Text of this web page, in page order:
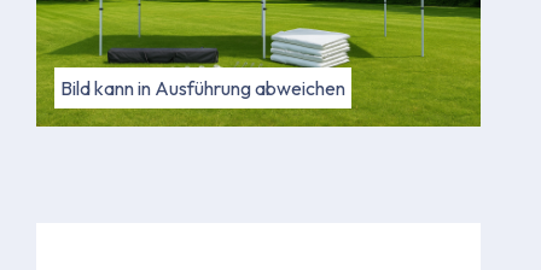
Bild kann in Ausführung abweichen